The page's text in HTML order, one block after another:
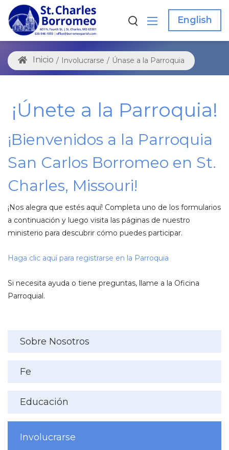
English
/ Involucrarse / Únase a la Parroquia
¡Únete a la Parroquia!
¡Bienvenidos a la Parroquia
San Carlos Borromeo en St.
Charles, Missouri!
¡Nos alegra que estés aquí! Completa uno de los formularios
a continuación y luego visita las páginas de nuestro
ministerio para descubrir cómo puedes participar.
Haga clic aquí para registrarse en la Parroquia
Si necesita ayuda o tiene preguntas, llame a la Oficina
Parroquial.
Sobre Nosotros
Fe
Educación
Involucrarse